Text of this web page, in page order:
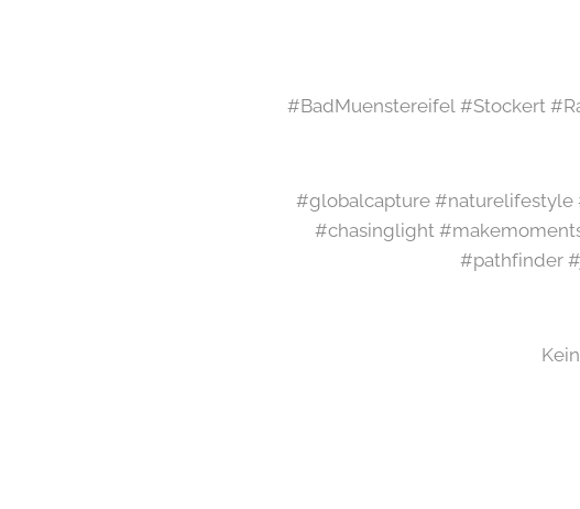
#BadMuenstereifel #Stockert
#globalcapture
#chasinglight
#pathfinder